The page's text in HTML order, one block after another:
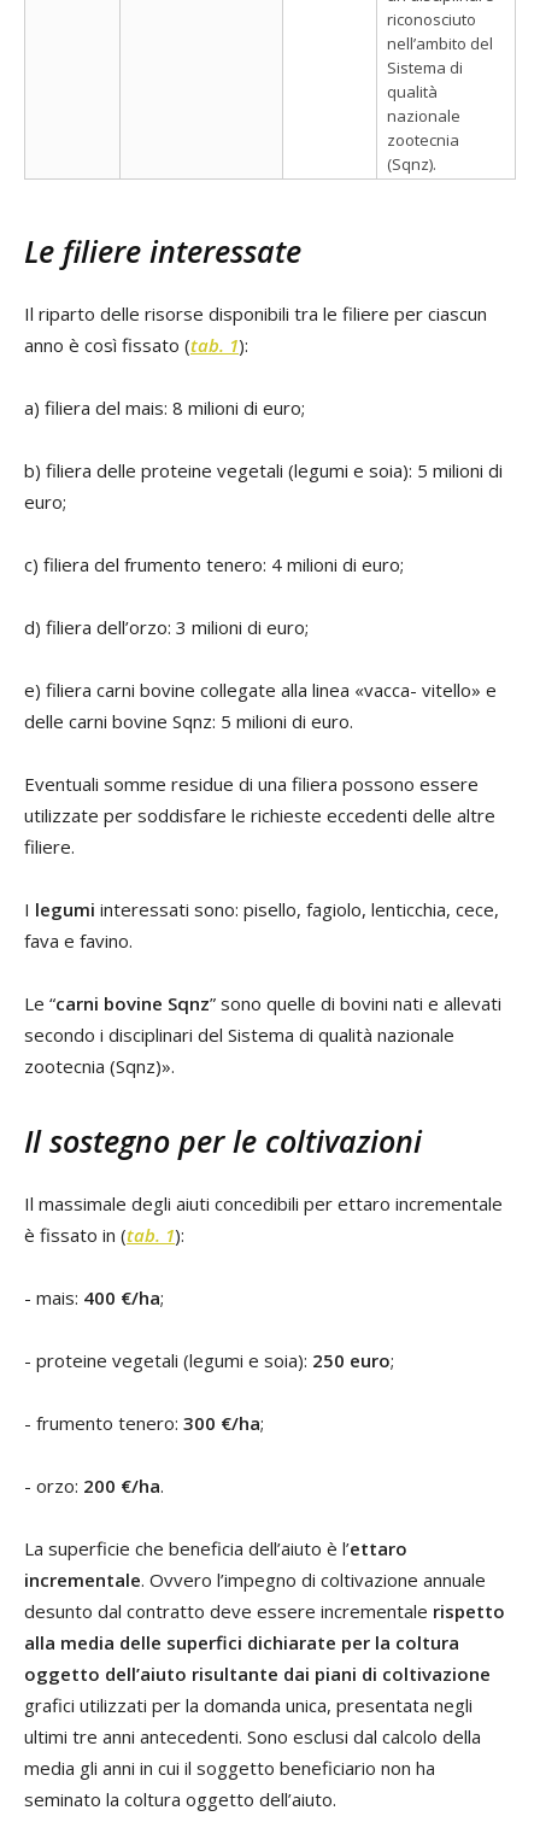
riconosciuto
nell’ambito del
Sistema di
qualità
nazionale
zootecnia
(Sqnz).
Le filiere interessate
Il riparto delle risorse disponibili tra le filiere per ciascun
anno è così fissato (tab. 1):
a) filiera del mais: 8 milioni di euro;
b) filiera delle proteine vegetali (legumi e soia): 5 milioni di
euro;
c) filiera del frumento tenero: 4 milioni di euro;
d) filiera dell’orzo: 3 milioni di euro;
e) filiera carni bovine collegate alla linea «vacca- vitello» e
delle carni bovine Sqnz: 5 milioni di euro.
Eventuali somme residue di una filiera possono essere
utilizzate per soddisfare le richieste eccedenti delle altre
filiere.
I legumi interessati sono: pisello, fagiolo, lenticchia, cece,
fava e favino.
Le “carni bovine Sqnz” sono quelle di bovini nati e allevati
secondo i disciplinari del Sistema di qualità nazionale
zootecnia (Sqnz)».
Il sostegno per le coltivazioni
Il massimale degli aiuti concedibili per ettaro incrementale
è fissato in (tab. 1):
- mais: 400 €/ha;
- proteine vegetali (legumi e soia): 250 euro;
- frumento tenero: 300 €/ha;
- orzo: 200 €/ha.
La superficie che beneficia dell’aiuto è l’ettaro
incrementale. Ovvero l’impegno di coltivazione annuale
desunto dal contratto deve essere incrementale rispetto
alla media delle superfici dichiarate per la coltura
oggetto dell’aiuto risultante dai piani di coltivazione
grafici utilizzati per la domanda unica, presentata negli
ultimi tre anni antecedenti. Sono esclusi dal calcolo della
media gli anni in cui il soggetto beneficiario non ha
seminato la coltura oggetto dell’aiuto.